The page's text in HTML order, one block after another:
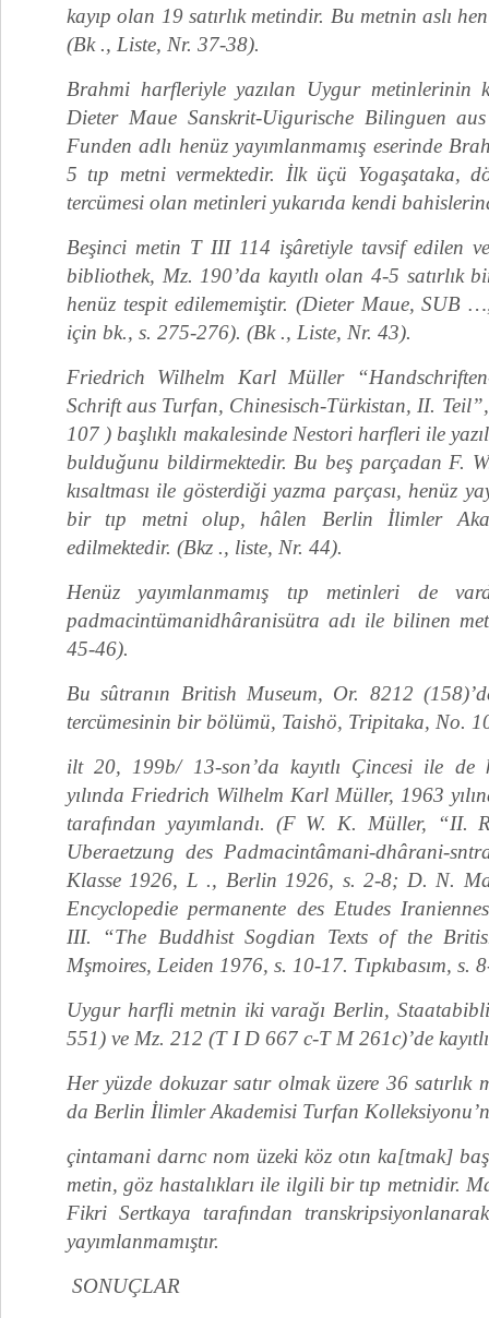
kayıp olan 19 satırlık metindir. Bu metnin aslı
(Bk ., Liste, Nr. 37-38).
Brahmi harfleriyle yazılan Uygur metinlerinin
Dieter Maue Sanskrit-Uigurische Bilinguen
Funden adlı henüz yayımlanmamış eserinde
5 tıp metni vermektedir. İlk üçü Yogaşataka,
tercümesi olan metinleri yukarıda kendi
Beşinci metin T III 114 işâretiyle tavsif edilen
bibliothek, Mz. 190’da kayıtlı olan 4-5 satırlık
henüz tespit edilememiştir. (Dieter Maue, SUB
için bk., s. 275-276). (Bk ., Liste, Nr. 43).
Friedrich Wilhelm Karl Müller
Schrift aus Turfan, Chinesisch-Türkistan, II.
107 ) başlıklı makalesinde Nestori harfleri ile
bulduğunu bildirmektedir. Bu beş parçadan F.
kısaltması ile gösterdiği yazma parçası, henüz
bir tıp metni olup, hâlen Berlin İlimler
edilmektedir. (Bkz ., liste, Nr. 44).
Henüz yayımlanmamış tıp metinleri de
padmacintümanidhâranisütra adı ile bilinen
45-46).
Bu sûtranın British Museum, Or. 8212
tercümesinin bir bölümü, Taishö, Tripitaka, No.
ilt 20, 199b/ 13-son’da kayıtlı Çincesi ile de
yılında Fried­rich Wilhelm Karl Müller, 1963
tarafından yayımlandı. (F W. K. Müller, “II.
Uberaetzung des Padmacintâmani-dhârani-
Klasse 1926, L ., Berlin 1926, s. 2-8; D. N.
Encyclopedie per­manente des Etudes
III. “The Budd­hist Sogdian Texts of the
Mşmoires, Leiden 1976, s. 10-17. Tıpkıbasım, s.
Uygur harfli metnin iki varağı Berlin,
551) ve Mz. 212 (T I D 667 c-T M 261c)’de
Her yüzde dokuzar satır olmak üzere 36 satırlık
da Berlin İlimler Akademisi Turfan
çintamani darnc nom üzeki köz otın ka[tmak]
metin, göz hastalıkları ile ilgili bir tıp metnidir.
Fikri Sertkaya tarafından
yayımlanmamıştır.
SONUÇLAR